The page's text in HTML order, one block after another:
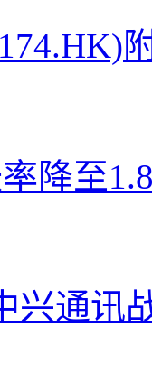
降至
兴通讯